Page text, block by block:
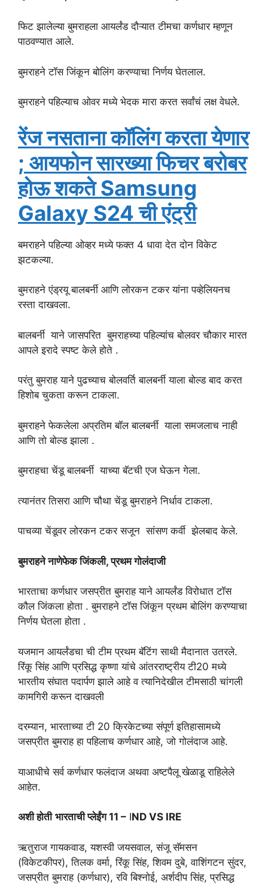
फिट झालेल्या बुमराहला आयर्लंड दौऱ्यात टीमचा कर्णधार म्हणून
पाठवण्यात आले.
बुमराहने टॉस जिंकून बोलिंग करण्याचा निर्णय घेतलाल.
बुमराहने पहिल्याच ओवर मध्ये भेदक मारा करत सर्वांचं लक्ष वेधले.
रेंज नसताना कॉलिंग करता येणार
; आयफोन सारख्या फिचर बरोबर
होऊ शकते Samsung
Galaxy S24 ची एंट्री
बमराहने पहिल्या ओव्हर मध्ये फक्त 4 धावा देत दोन विकेट
झटकल्या.
बुमराहने एंड्रयू बालबर्नी आणि लोरकन टकर यांना पव्हेलियनच
रस्ता दाखवला.
बालबर्नी याने जासपरित बुमराहच्या पहिल्यांच बोलवर चौकार मारत
आपले इरादे स्पष्ट केले होते .
परंतु बुमराह याने पुढच्याच बोलवर्ति बालबर्नी याला बोल्ड बाद करत
हिशोब चुकता करून टाकला.
बुमराहने फेकलेला अप्रतिम बॉल बालबर्नी याला समजलाच नाही
आणि तो बोल्ड झाला .
बुमराहचा चेंडू बालबर्नी याच्या बॅटची एज घेऊन गेला.
त्यानंतर तिसरा आणि चौथा चेंडू बुमराहने निर्धाव टाकला.
पाचव्या चेंडूवर लोरकन टकर सजून सांसण कर्वी झेलबाद केले.
बुमराहने नाणेफेक जिंकली, प्रथम गोलंदाजी
भारताचा कर्णधार जसप्रीत बुमराह याने आयर्लंड विरोधात टॉस
कौल जिंकला होता . बुमराहने टॉस जिंकून प्रथम बोलिंग करण्याचा
निर्णय घेतला होता .
यजमान आयर्लंडचा ची टीम प्रथम बॅटिंग साथी मैदानात उतरले.
रिंकू सिंह आणि प्रसिद्ध कृष्णा यांचे आंतरराष्ट्रीय टी20 मध्ये
भारतीय संघात पदार्पण झाले आहे व त्यानिदेखील टीमसाठी चांगली
कामगिरी करून दाखवली
दरम्यान, भारताच्या टी 20 क्रिकेटच्या संपूर्ण इतिहासामध्ये
जसप्रीत बुमराह हा पहिलाच कर्णधार आहे, जो गोलंदाज आहे.
याआधीचे सर्व कर्णधार फलंदाज अथवा अष्टपैलू खेळाडू राहिलेले
आहेत.
अशी होती भारताची प्लेईंग 11 – IND VS IRE
ऋतुराज गायकवाड, यशस्वी जयसवाल, संजू सॅमसन
(विकेटकीपर), तिलक वर्मा, रिंकू सिंह, शिवम दुबे, वाशिंगटन सुंदर,
जसप्रीत बुमराह (कर्णधार), रवि बिश्नोई, अर्शदीप सिंह, प्रसिद्ध